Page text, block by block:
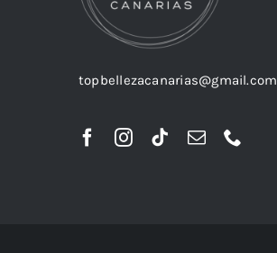
topbellezacanarias@gmail.com